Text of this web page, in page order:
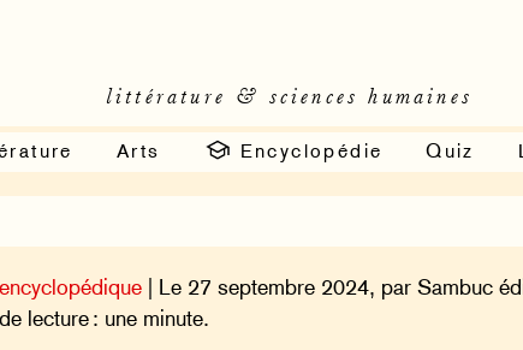
littérature & sciences humaines
Arts Encyclopédie Quiz
| Le 27 septembre 2024, par Sambuc
lecture : une minute.